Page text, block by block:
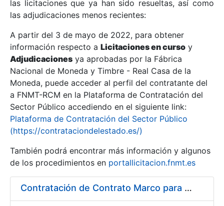
Mostrar/Ocultar
Mostrar/Ocultar
las licitaciones que ya han sido resueltas, así como
las adjudicaciones menos recientes:
A partir del 3 de mayo de 2022, para obtener
información respecto a Licitaciones en curso y
Adjudicaciones ya aprobadas por la Fábrica
Nacional de Moneda y Timbre - Real Casa de la
Moneda, puede acceder al perfil del contratante del
a FNMT-RCM en la Plataforma de Contratación del
Sector Público accediendo en el siguiente link:
Plataforma de Contratación del Sector Público
(https://contrataciondelestado.es/)
También podrá encontrar más información y algunos
de los procedimientos en portallicitacion.fnmt.es
Contratación de Contrato Marco para el Suministro de Material de Fontanería y Repuestos de Aire Acondicionado, bienio 2018-2019